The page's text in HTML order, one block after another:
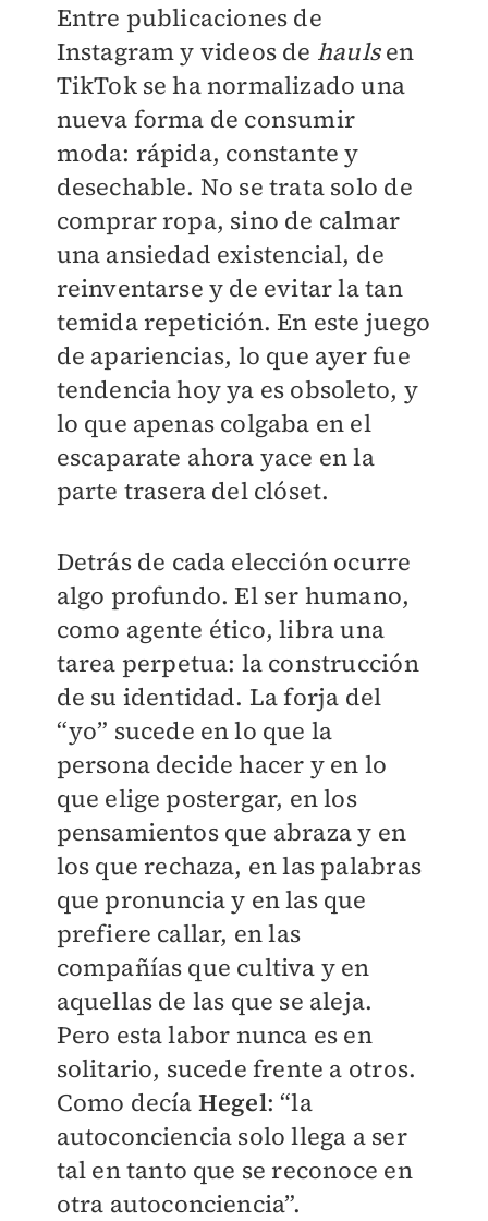
Entre publicaciones de
Instagram y videos de haulsen
TikTok se ha normalizado una
nueva forma de consumir
moda: rápida, constante y
desechable. No se trata solo de
comprar ropa, sino de calmar
una ansiedad existencial, de
reinventarse y de evitar la tan
temida repetición. En este juego
de apariencias, lo que ayer fue
tendencia hoy ya es obsoleto, y
lo que apenas colgaba en el
escaparate ahora yace en la
parte trasera del clóset.
Detrás de cada elección ocurre
algo profundo. El ser humano,
como agente ético, libra una
tarea perpetua: la construcción
de su identidad. La forja del
“yo” sucede en lo que la
persona decide hacer y en lo
que elige postergar, en los
pensamientos que abraza y en
los que rechaza, en las palabras
que pronuncia y en las que
prefiere callar, en las
compañías que cultiva y en
aquellas de las que se aleja.
Pero esta labor nunca es en
solitario, sucede frente a otros.
Como decía Hegel: “la
autoconciencia solo llega a ser
tal en tanto que se reconoce en
otra autoconciencia”.